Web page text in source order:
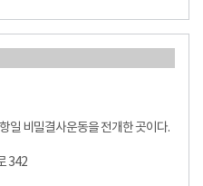
일 비밀결사운동을 전개한 곳이다.
342